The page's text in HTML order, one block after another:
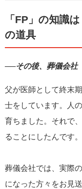
「FP」の知識
の道具
──その後、葬儀会社
父が医師として終末
士をしています。人
育ちました。それで
ることにしたんです。
葬儀会社では、実際
になった方々をお見